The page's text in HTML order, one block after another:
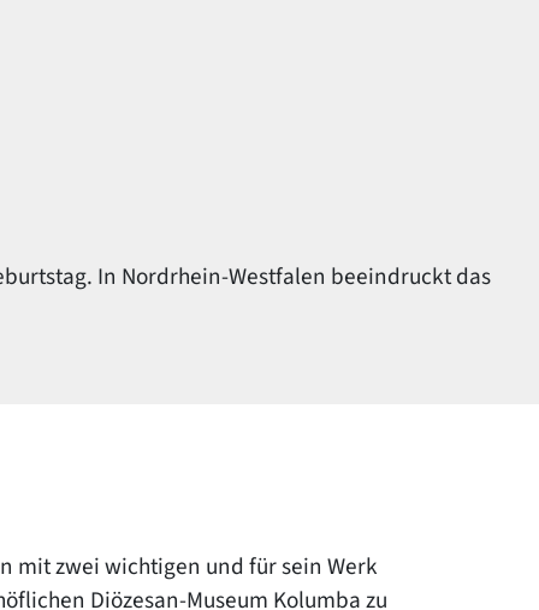
In Nordrhein-Westfalen beeindruckt das
mit zwei wichtigen und für sein Werk
Diözesan-Museum Kolumba zu